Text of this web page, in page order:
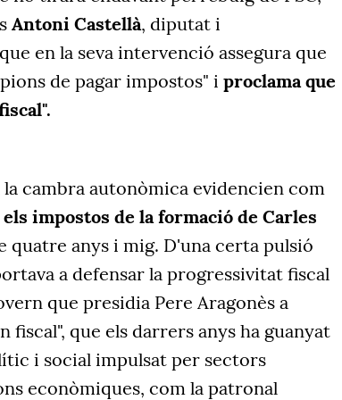
Antoni Castellà, diputat i
en la seva intervenció assegura que
de pagar impostos" i proclama que
cambra autonòmica evidencien com
impostos de la formació de Carles
quatre anys i mig. D'una certa pulsió
a defensar la progressivitat fiscal
que presidia Pere Aragonès a
que els darrers anys ha guanyat
i social impulsat per sectors
econòmiques, com la patronal